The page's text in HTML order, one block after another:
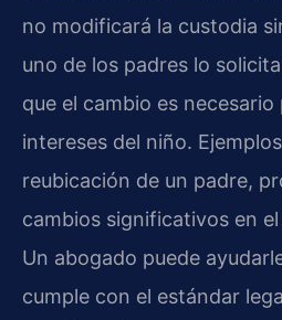
no modificará la custodia
uno de los padres lo
que el cambio es
intereses del niño.
reubicación de un padre,
cambios significativos en
Un abogado puede
cumple con el estándar